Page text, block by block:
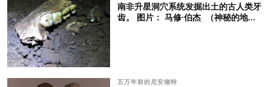
南非升星洞穴系统发掘出土的古人类牙
齿。 图片： 马修·伯杰 （神秘的地...
五万年前的尼安德特